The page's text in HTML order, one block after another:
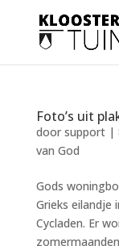
Foto’s uit
door support|
van God
Gods
Grieks eilandje
Cycladen. Er